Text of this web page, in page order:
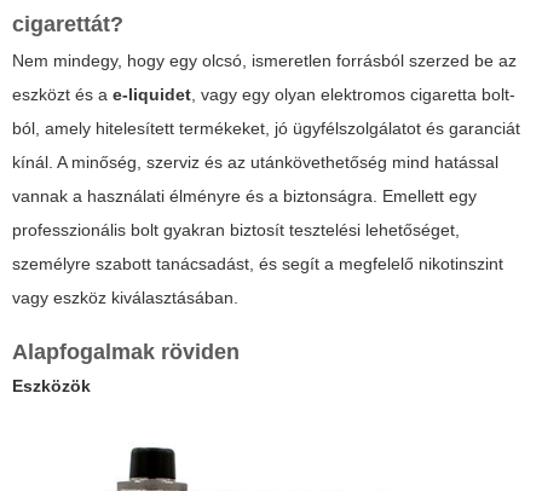
cigarettát?
Nem mindegy, hogy egy olcsó, ismeretlen forrásból szerzed be az
eszközt és a e-liquidet, vagy egy olyan elektromos cigaretta bolt-
ból, amely hitelesített termékeket, jó ügyfélszolgálatot és garanciát
kínál. A minőség, szerviz és az utánkövethetőség mind hatással
vannak a használati élményre és a biztonságra. Emellett egy
professzionális bolt gyakran biztosít tesztelési lehetőséget,
személyre szabott tanácsadást, és segít a megfelelő nikotinszint
vagy eszköz kiválasztásában.
Alapfogalmak röviden
Eszközök